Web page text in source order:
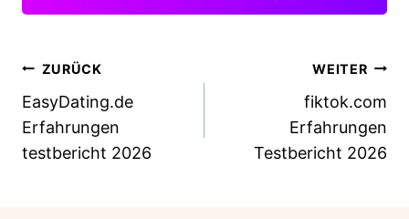
Beitragsnavigation
ZURÜCK
EasyDating.de
Erfahrungen
testbericht 2026
WEITER
fiktok.com
Erfahrungen
Testbericht 2026